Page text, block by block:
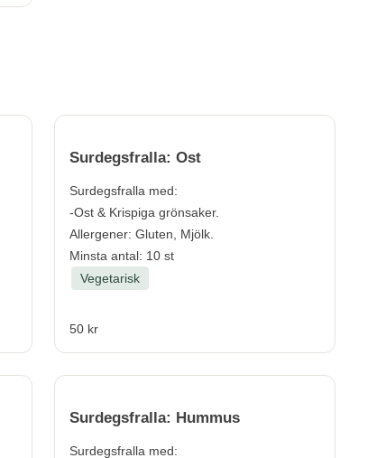
Surdegsfralla: Ost
Surdegsfralla med:
-Ost & Krispiga grönsaker.
Allergener: Gluten, Mjölk.
Minsta antal: 10 st
Vegetarisk
50 kr
Surdegsfralla: Hummus
Surdegsfralla med: